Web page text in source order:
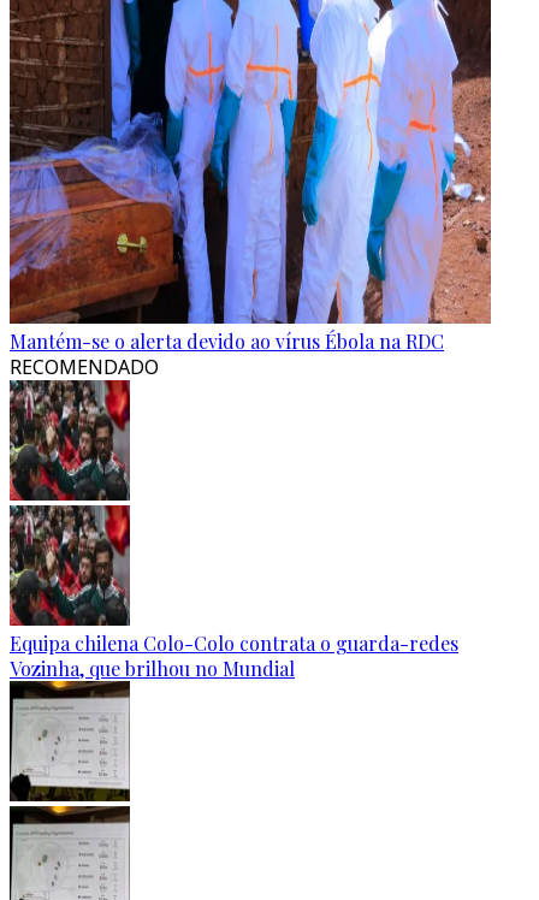
Mantém-se o alerta devido ao vírus Ébola na RDC
RECOMENDADO
Equipa chilena Colo-Colo contrata o guarda-redes
Vozinha, que brilhou no Mundial